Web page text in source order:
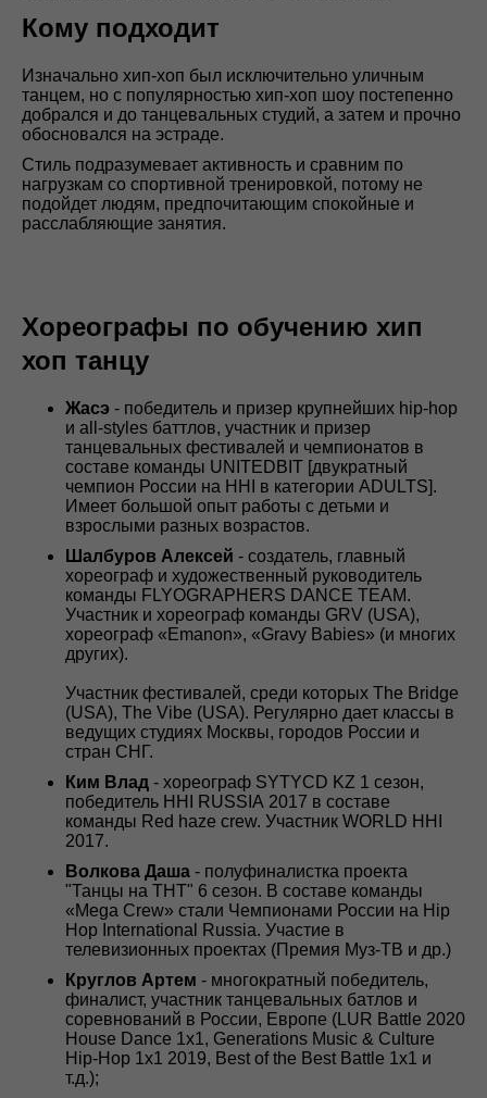
Кому подходит
Изначально хип-хоп был исключительно уличным
танцем, но с популярностью хип-хоп шоу постепенно
добрался и до танцевальных студий, а затем и прочно
обосновался на эстраде.
Стиль подразумевает активность и сравним по
нагрузкам со спортивной тренировкой, потому не
подойдет людям, предпочитающим спокойные и
расслабляющие занятия.
Хореографы по обучению хип
хоп танцу
Жасэ - победитель и призер крупнейших hip-hop
и all-styles баттлов, участник и призер
танцевальных фестивалей и чемпионатов в
составе команды UNITEDBIT [двукратный
чемпион России на HHI в категории ADULTS].
Имеет большой опыт работы с детьми и
взрослыми разных возрастов.
Шалбуров Алексей - создатель, главный
хореограф и художественный руководитель
команды FLYOGRAPHERS DANCE TEAM.
Участник и хореограф команды GRV (USA),
хореограф «Emanon», «Gravy Babies» (и многих
других).
Участник фестивалей, среди которых The Bridge
(USA), The Vibe (USA). Регулярно дает классы в
ведущих студиях Москвы, городов России и
стран СНГ.
Ким Влад - хореограф SYTYCD KZ 1 сезон,
победитель HHI RUSSIA 2017 в составе
команды Red haze crew. Участник WORLD HHI
2017.
Волкова Даша - полуфиналистка проекта
"Танцы на ТНТ" 6 сезон. В составе команды
«Mega Crew» стали Чемпионами России на Hip
Hop International Russia. Участие в
телевизионных проектах (Премия Муз-ТВ и др.)
Круглов Артем - многократный победитель,
финалист, участник танцевальных батлов и
соревнований в России, Европе (LUR Battle 2020
House Dance 1x1, Generations Music & Culture
Hip-Hop 1x1 2019, Best of the Best Battle 1x1 и
т.д.);